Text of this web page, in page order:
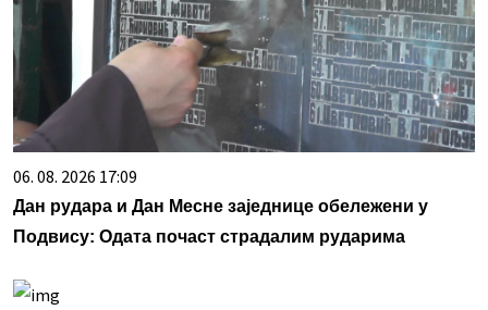
06. 08. 2026 17:09
Дан рудара и Дан Месне заједнице обележени у
Подвису: Одата почаст страдалим рударима